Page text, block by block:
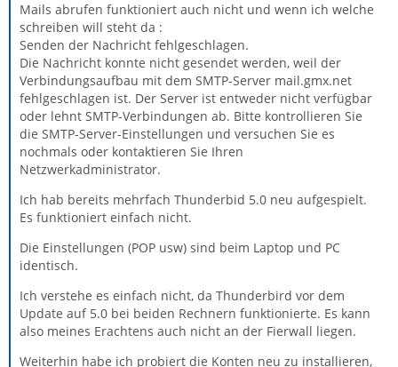
Mails abrufen funktioniert auch nicht und wenn ich welche
schreiben will steht da :
Senden der Nachricht fehlgeschlagen.
Die Nachricht konnte nicht gesendet werden, weil der
Verbindungsaufbau mit dem SMTP-Server mail.gmx.net
fehlgeschlagen ist. Der Server ist entweder nicht verfügbar
oder lehnt SMTP-Verbindungen ab. Bitte kontrollieren Sie
die SMTP-Server-Einstellungen und versuchen Sie es
nochmals oder kontaktieren Sie Ihren
Netzwerkadministrator.
Ich hab bereits mehrfach Thunderbid 5.0 neu aufgespielt.
Es funktioniert einfach nicht.
Die Einstellungen (POP usw) sind beim Laptop und PC
identisch.
Ich verstehe es einfach nicht, da Thunderbird vor dem
Update auf 5.0 bei beiden Rechnern funktionierte. Es kann
also meines Erachtens auch nicht an der Fierwall liegen.
Weiterhin habe ich probiert die Konten neu zu installieren,